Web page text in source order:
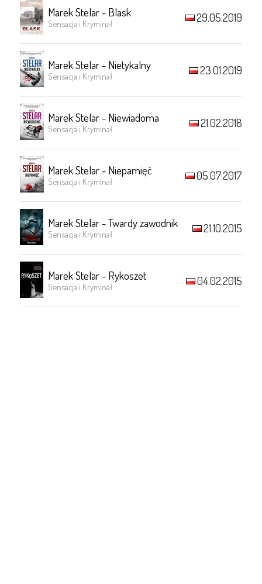
Marek Stelar - Blask
Sensacja i Kryminał 29.05.2019
Marek Stelar - Nietykalny
Sensacja i Kryminał 23.01.2019
Marek Stelar - Niewiadoma
Sensacja i Kryminał 21.02.2018
Marek Stelar - Niepamięć
Sensacja i Kryminał 05.07.2017
Marek Stelar - Twardy zawodnik
Sensacja i Kryminał 21.10.2015
Marek Stelar - Rykoszet
Sensacja i Kryminał 04.02.2015